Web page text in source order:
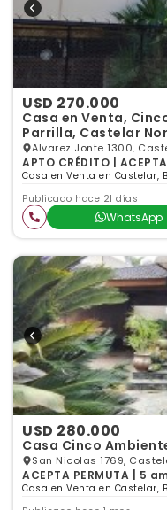
USD 270.000
Casa en Venta,
Parrilla, Castelar
Alvarez Jonte 1300,
APTO CRÉDITO |
dormitorios | 2 baños
Casa en Venta en Castelar,
Publicado hace 21 días
WhatsApp
USD 280.000
Casa Cinco
San Nicolas 1769,
ACEPTA PERMUTA | 5
Casa en Venta en Castelar,